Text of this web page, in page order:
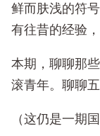
鲜而肤浅的符
有往昔的经验，
本期，聊聊那
滚青年。聊聊五
（这仍是一期